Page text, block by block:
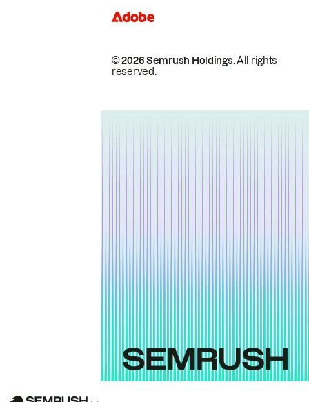
© 2026 Semrush Holdings.All rights
reserved.